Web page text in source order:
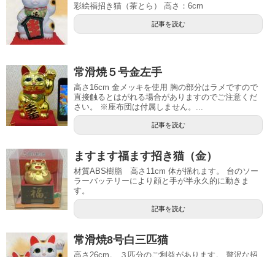
彩絵福招き猫（茶とら） 高さ：6cm
記事を読む
常滑焼５号金左手
高さ16cm 金メッキを使用 胸の部分はラメですので
直接触るとはがれる場合がありますのでご注意くだ
さい。 ※座布団は付属しません。...
記事を読む
ますます福ます招き猫（金）
材質ABS樹脂 高さ11cm 体が揺れます。 台のソー
ラーバッテリーにより顔と手が半永久的に動きま
す。
記事を読む
常滑焼8号白三匹猫
高さ26cm。 ３匹分のご利益があります。 贅沢な招